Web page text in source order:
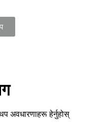
अवधारणाहरू हेर्नुहोस्